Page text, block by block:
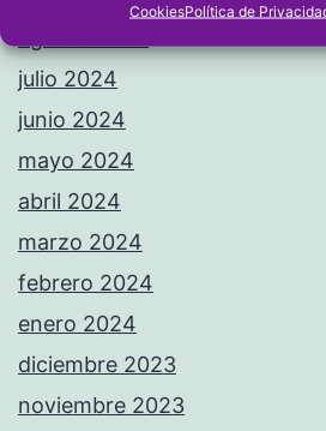
CookiesPolítica de
julio 2024
junio 2024
mayo 2024
abril 2024
marzo 2024
febrero 2024
enero 2024
diciembre 2023
noviembre 2023